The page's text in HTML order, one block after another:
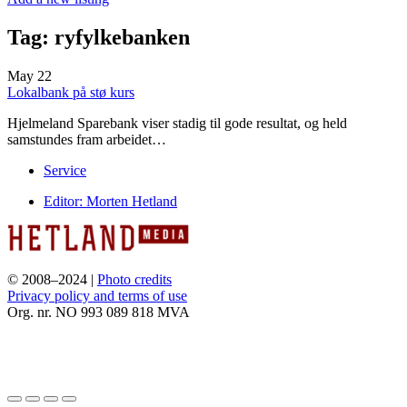
Tag: ryfylkebanken
May 22
Lokalbank på stø kurs
Hjelmeland Sparebank viser stadig til gode resultat, og held
samstundes fram arbeidet…
Service
Editor: Morten Hetland
© 2008–2024 | Photo credits
Privacy policy and terms of use
Org. nr. NO 993 089 818 MVA